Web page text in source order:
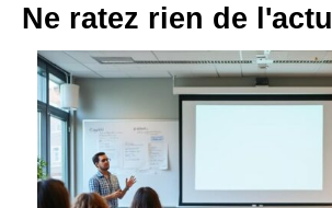
Ne ratez rien de l'actu